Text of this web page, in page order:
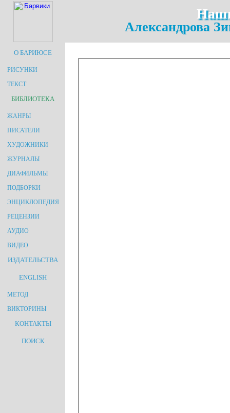
Александрова
О БАРИЮСЕ
РИСУНКИ
ТЕКСТ
БИБЛИОТЕКА
ЖАНРЫ
ПИСАТЕЛИ
ХУДОЖНИКИ
ЖУРНАЛЫ
ДИАФИЛЬМЫ
ПОДБОРКИ
ЭНЦИКЛОПЕДИЯ
РЕЦЕНЗИИ
АУДИО
ВИДЕО
ИЗДАТЕЛЬСТВА
ENGLISH
МЕТОД
ВИКТОРИНЫ
КОНТАКТЫ
ПОИСК